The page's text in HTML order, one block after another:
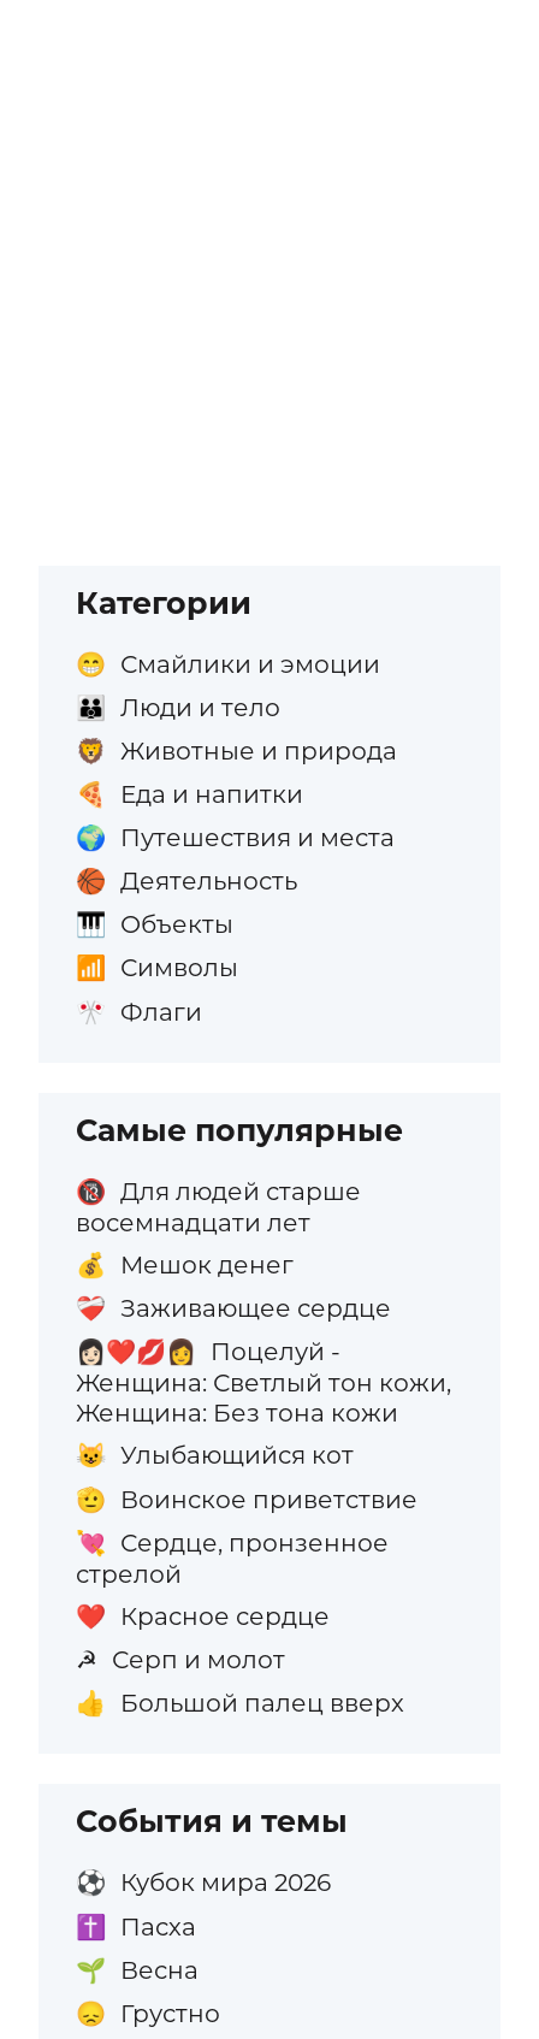
Категории
😁 Смайлики и эмоции
👪 Люди и тело
🦁 Животные и природа
🍕 Еда и напитки
🌍 Путешествия и места
🏀 Деятельность
🎹 Объекты
📶 Символы
🎌 Флаги
Самые популярные
🔞 Для людей старше
восемнадцати лет
💰 Мешок денег
❤️‍🩹 Заживающее сердце
👩🏻‍❤️‍💋‍👩
Поцелуй -
Женщина: Светлый тон кожи,
Женщина: Без тона кожи
😺 Улыбающийся кот
🫡 Воинское приветствие
💘
Сердце, пронзенное
стрелой
❤️ Красное сердце
☭ Серп и молот
👍 Большой палец вверх
События и темы
⚽ Кубок мира 2026
✝️ Пасха
🌱 Весна
😞 Грустно